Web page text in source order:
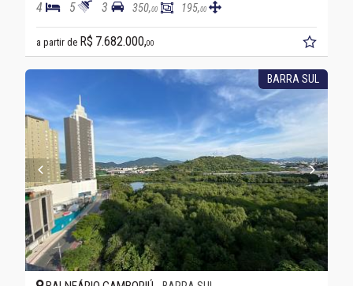
4 5 3 350,00 195,00
a partir de R$ 7.682.000,00
BARRA SUL